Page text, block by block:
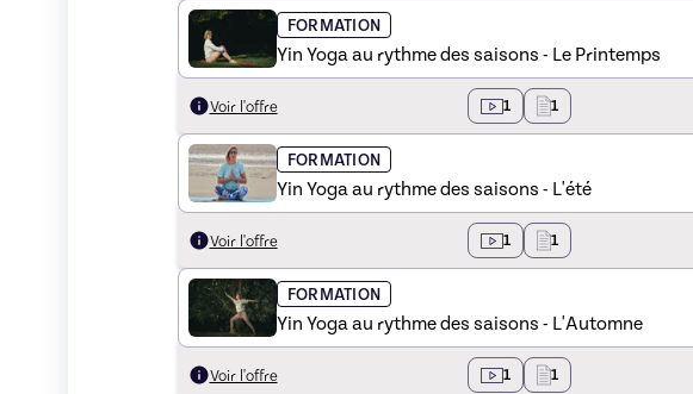
FORMATION
Yin Yoga au rythme des saisons - Le Printemps
Voir l'offre 1 1
FORMATION
Yin Yoga au rythme des saisons - L'été
Voir l'offre 1 1
FORMATION
Yin Yoga au rythme des saisons - L'Automne
Voir l'offre 1 1